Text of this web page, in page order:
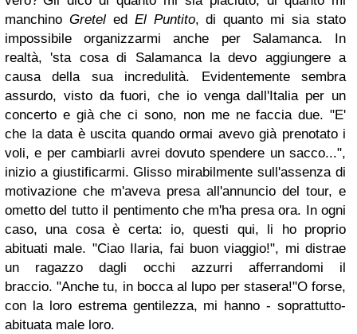
manchino Gretel ed El Puntito, di quanto mi sia stato
impossibile organizzarmi anche per Salamanca. In
realtà, 'sta cosa di Salamanca la devo aggiungere a
causa della sua incredulità. Evidentemente sembra
assurdo, visto da fuori, che io venga dall'Italia per un
concerto e già che ci sono, non me ne faccia due. "E'
che la data è uscita quando ormai avevo già prenotato i
voli, e per cambiarli avrei dovuto spendere un sacco...",
inizio a giustificarmi. Glisso mirabilmente sull'assenza di
motivazione che m'aveva presa all'annuncio del tour, e
ometto del tutto il pentimento che m'ha presa ora. In ogni
caso, una cosa è certa: io, questi qui, li ho proprio
abituati male. "Ciao Ilaria, fai buon viaggio!", mi distrae
un ragazzo dagli occhi azzurri afferrandomi il
braccio."Anche tu, in bocca al lupo per stasera!"O forse,
con la loro estrema gentilezza, mi hanno - soprattutto-
abituata male loro.